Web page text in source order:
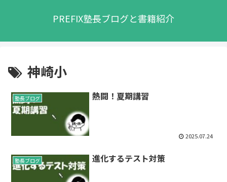
PREFIX塾長ブログと書籍紹介
神崎小
塾長ブログ 熱闘！夏期講習
2025.07.24
塾長ブログ 進化するテスト対策